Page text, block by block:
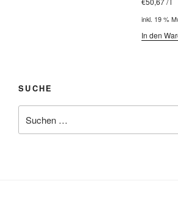
inkl. 19 %
In den
SUCHE
nach: